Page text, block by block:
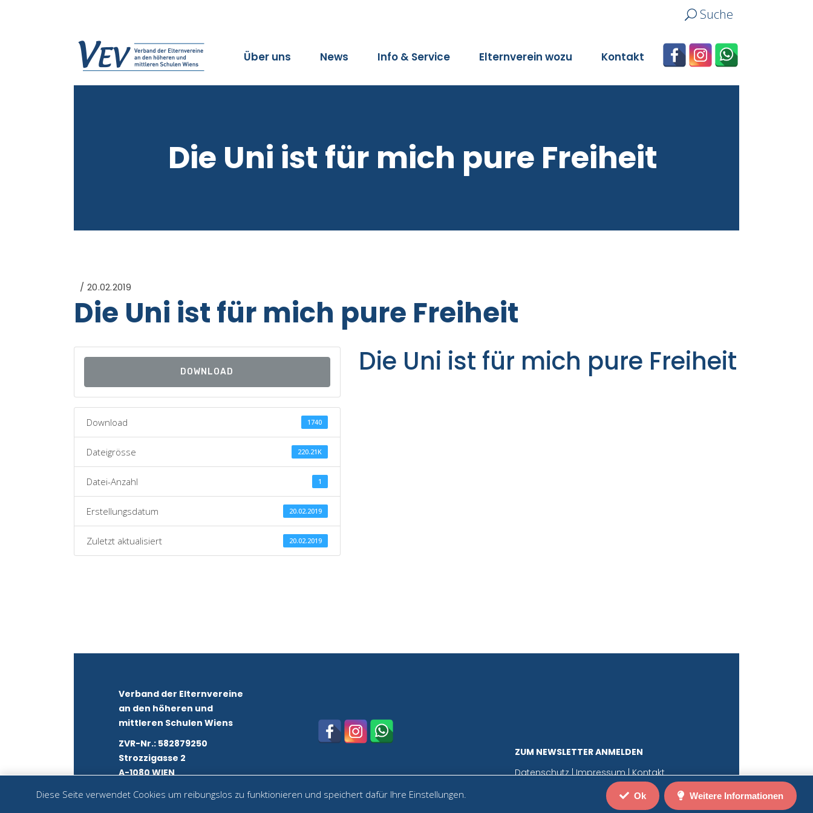
Suche
Über uns News Info & Service Elternverein wozu Kontakt
Die Uni ist für mich pure Freiheit
20.02.2019
Die Uni ist für mich pure Freiheit
DOWNLOAD
Download 1740
Dateigrösse 220.21K
Datei-Anzahl 1
Erstellungsdatum 20.02.2019
Zuletzt aktualisiert 20.02.2019
Die Uni ist für mich pure Freiheit
Verband der Elternvereine
an den höheren und
mittleren Schulen Wiens
ZVR-Nr.: 582879250
Strozzigasse 2
A-1080 WIEN
ZUM NEWSLETTER ANMELDEN
Datenschutz|Impressum|Kontakt
Diese Seite verwendet Cookies um reibungslos zu funktionieren und speichert dafür Ihre Einstellungen.
Ok Weitere Informationen